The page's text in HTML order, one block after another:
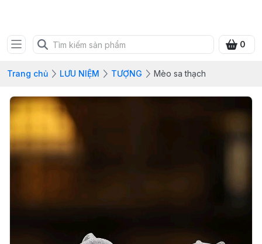
0
Trang chủ LƯU NIỆM TƯỢNG Mèo sa thạch